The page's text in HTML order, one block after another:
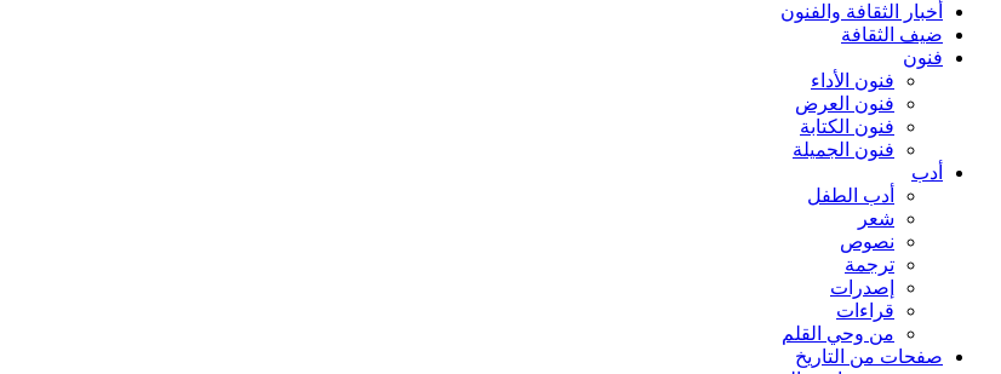
أخبار الثقافة والفنون
ضيف الثقافة
فنون
فنون الأداء
فنون العرض
فنون الكتابة
فنون الجميلة
أدب
أدب الطفل
شعر
نصوص
ترجمة
إصدرات
قراءات
من وحي القلم
صفحات من التاريخ